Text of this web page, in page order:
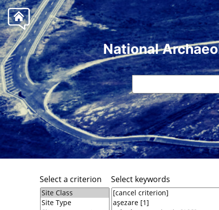
National
Select a criterion Select keywords